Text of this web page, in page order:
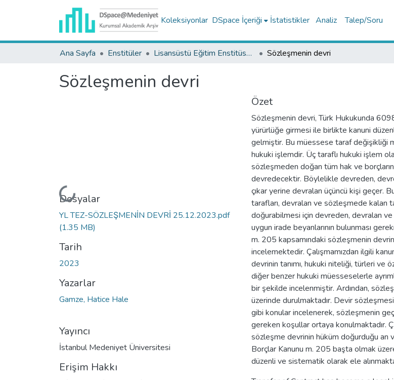
Koleksiyonlar DSpace İçeriği İstatistikler Analiz Talep/Soru
Ana Sayfa Enstitüler Lisansüstü Eğitim Enstitüsü Tez Koleksiyonu Sözleşmenin devri
Sözleşmenin devri
Yükleniyor...Dosyalar
YL TEZ-SÖZLEŞMENİN DEVRİ 25.12.2023.pdf
(1.35 MB)
Tarih
2023
Yazarlar
Gamze, Hatice Hale
Yayıncı
İstanbul Medeniyet Üniversitesi
Erişim Hakkı
Özet
Sözleşmenin devri, Türk Hukukunda
yürürlüğe girmesi ile birlikte kanuni
gelmiştir. Bu müessese taraf değişikliği
hukuki işlemdir. Üç taraflı hukuki işlem
sözleşmeden doğan tüm hak ve
devredecektir. Böylelikle devreden,
çıkar yerine devralan üçüncü kişi geçer.
tarafları, devralan ve sözleşmede kalan
doğurabilmesi için devreden, devralan
uygun irade beyanlarının bulunması
m. 205 kapsamındaki sözleşmenin
incelemektedir. Çalışmamızdan ilgili
devrinin tanımı, hukuki niteliği, türleri ve
diğer benzer hukuki müesseselerle
bir şekilde incelenmiştir. Ardından,
üzerinde durulmaktadır. Devir
gibi konular incelenerek, sözleşmenin
gereken koşullar ortaya konulmaktadır.
sözleşme devrinin hüküm doğurduğu an
Borçlar Kanunu m. 205 başta olmak
düzenli ve sistematik olarak ele